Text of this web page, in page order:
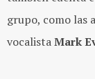
grupo, como las
vocalistaMark